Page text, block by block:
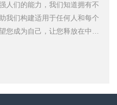
人们的能力，我们知道拥有不
我们构建适用于任何人和每个
您成为自己，让您释放在中兴